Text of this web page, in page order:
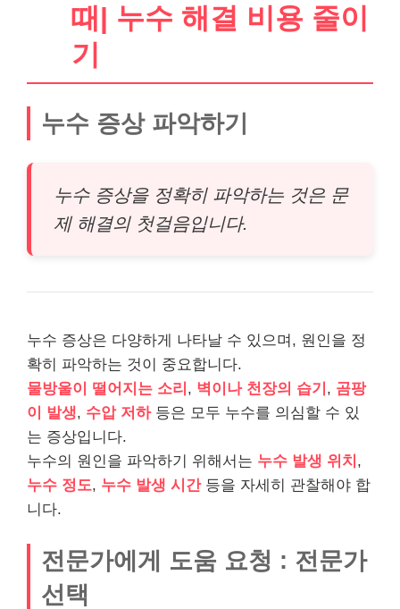
때| 누수 해결 비용 줄이
기
누수 증상 파악하기
누수 증상을 정확히 파악하는 것은 문
제 해결의 첫걸음입니다.
누수 증상은 다양하게 나타날 수 있으며, 원인을 정
확히 파악하는 것이 중요합니다.
물방울이 떨어지는 소리 , 벽이나 천장의 습기 , 곰팡
이 발생, 수압 저하등은 모두 누수를 의심할 수 있
는 증상입니다.
누수의 원인을 파악하기 위해서는 누수 발생 위치 ,
누수 정도, 누수 발생 시간등을 자세히 관찰해야 합
니다.
전문가에게 도움 요청 : 전문가
선택